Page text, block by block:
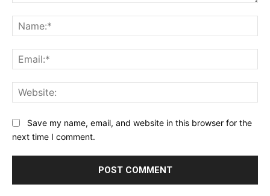
Save my name, email, and website in this browser for the
next time I comment.